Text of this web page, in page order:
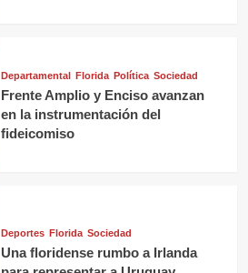
Departamental Florida Política Sociedad
Frente Amplio y Enciso avanzan
en la instrumentación del
fideicomiso
Deportes Florida Sociedad
Una floridense rumbo a Irlanda